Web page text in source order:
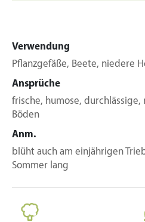
Verwendung
Pflanzgefäße, Beete, niedere
Ansprüche
frische, humose, durchlässige,
Böden
Anm.
blüht auch am einjährigen
Sommer lang